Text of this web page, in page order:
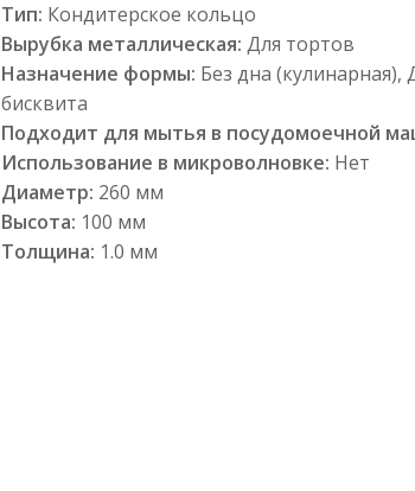
Тип: Кондитерское кольцо
Вырубка металлическая: Для тортов
Назначение формы: Без дна (кулинарная),
бисквита
Подходит для мытья в посудомоечной
Использование в микроволновке: Нет
Диаметр: 260 мм
Высота: 100 мм
Толщина: 1.0 мм